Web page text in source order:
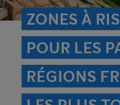
ZONES À
POUR LES
RÉGIONS